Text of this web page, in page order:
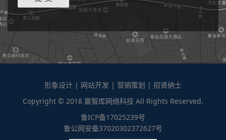
形象设计 | 网站开发 | 营销策划 | 招贤纳士
Copyright © 2018 赢智库网络科技 All Rights Reserved.
鲁ICP备17025239号
鲁公网安备37020302372627号